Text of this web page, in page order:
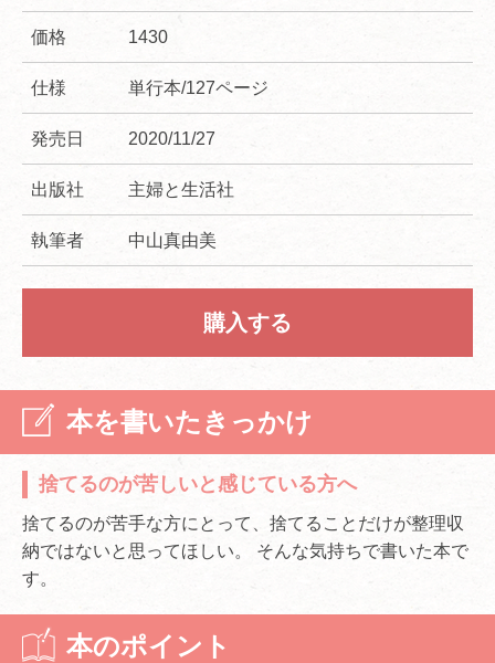
価格 1430
仕様 単行本/127ページ
発売日 2020/11/27
出版社 主婦と生活社
執筆者 中山真由美
購入する
本を書いたきっかけ
捨てるのが苦しいと感じている方へ
捨てるのが苦手な方にとって、捨てることだけが整理収
納ではないと思ってほしい。 そんな気持ちで書いた本で
す。
本のポイント